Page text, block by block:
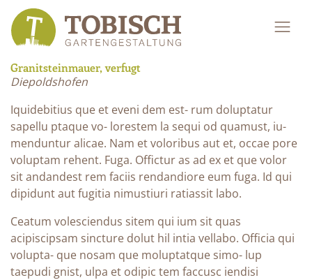
Granitsteinmauer, verfugt
Diepoldshofen
Iquidebitius que et eveni dem est- rum doluptatur
sapellu ptaque vo- lorestem la sequi od quamust, iu-
menduntur alicae. Nam et voloribus aut et, occae pore
voluptam rehent. Fuga. Offictur as ad ex et que volor
sit andandest rem faciis rendandiore eum fuga. Id qui
dipidunt aut fugitia nimustiuri ratiassit labo.
Ceatum volesciendus sitem qui ium sit quas
acipiscipsam sincture dolut hil intia vellabo. Officia qui
volupta- que nosam que moluptatque simo- lup
taepudi gnist, ulpa et odipic tem faccusc iendisi